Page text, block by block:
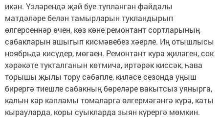
икән. Үзләрендә җәй буе тупланган файдалы
матдәләре белән тамырларын тукландырып
өлгерсеннәр өчен, көз көне ремонтант сортларының
сабакларын ашыгып кисмәвебез хәерле. Иң отышлысы
ноябрьдә кисүдер, мөгаен. Ремонтант кура җиләген, сок
хәрәкәте тукталганын көтмичә, иртәрәк киссәк, һава
торышы җылы тору сәбәпле, киләсе сезонда уңыш
бирергә тиешле сабакның бөреләре вакытсыз уянырга,
калын кар капламы томаларга өлгермәгәнгә күрә, каты
кырауларда, коры суыкларда зыян күрергә мөмкин.